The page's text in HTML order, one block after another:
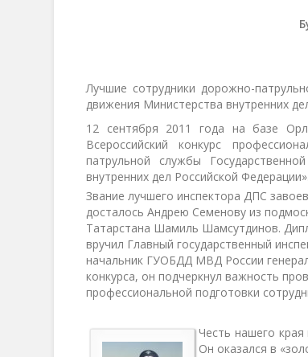
Лучшие сотрудники дорожно-
движения Министерства внутренних
12 сентября 2011 года на базе
Всероссийский конкурс
патрульной службы
внутренних дел Российской Федерации».
Звание лучшего инспектора ДПС
досталось Андрею Семенову из
Татарстана Шамиль Шамсутдинов.
вручил Главный государственный
начальник ГУОБДД МВД России
конкурса, он подчеркнул важность
профессиональной подготовки
Честь нашего
Он оказался в